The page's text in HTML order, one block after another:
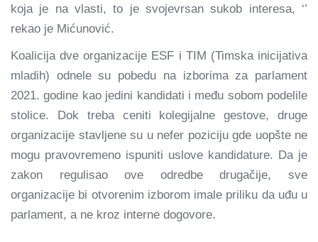
koja je na vlasti, to je svojevrsan sukob interesa, ‘’
rekao je Mićunović.
Koalicija dve organizacije ESF i TIM (Timska inicijativa
mladih) odnele su pobedu na izborima za parlament
2021. godine kao jedini kandidati i među sobom podelile
stolice. Dok treba ceniti kolegijalne gestove, druge
organizacije stavljene su u nefer poziciju gde uopšte ne
mogu pravovremeno ispuniti uslove kandidature. Da je
zakon regulisao ove odredbe drugačije, sve
organizacije bi otvorenim izborom imale priliku da uđu u
parlament, a ne kroz interne dogovore.